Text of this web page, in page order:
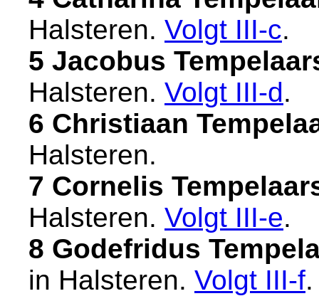
Halsteren. Volgt III-c.
5 Jacobus
Halsteren. Volgt III-d.
6 Christiaan
Halsteren.
7 Cornelis
Halsteren. Volgt III-e.
8 Godefridus
in Halsteren. Volgt III-f.